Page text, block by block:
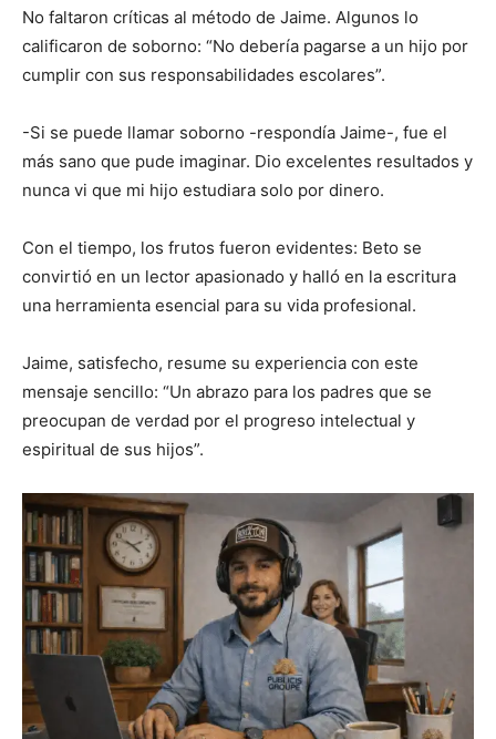
No faltaron críticas al método de Jaime. Algunos lo
calificaron de soborno: “No debería pagarse a un hijo por
cumplir con sus responsabilidades escolares”.
-Si se puede llamar soborno -respondía Jaime-, fue el
más sano que pude imaginar. Dio excelentes resultados y
nunca vi que mi hijo estudiara solo por dinero.
Con el tiempo, los frutos fueron evidentes: Beto se
convirtió en un lector apasionado y halló en la escritura
una herramienta esencial para su vida profesional.
Jaime, satisfecho, resume su experiencia con este
mensaje sencillo: “Un abrazo para los padres que se
preocupan de verdad por el progreso intelectual y
espiritual de sus hijos”.